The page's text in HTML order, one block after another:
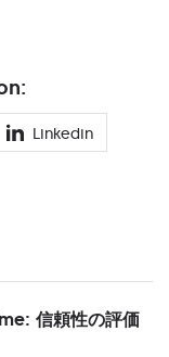
Linkedin
信頼性の評価